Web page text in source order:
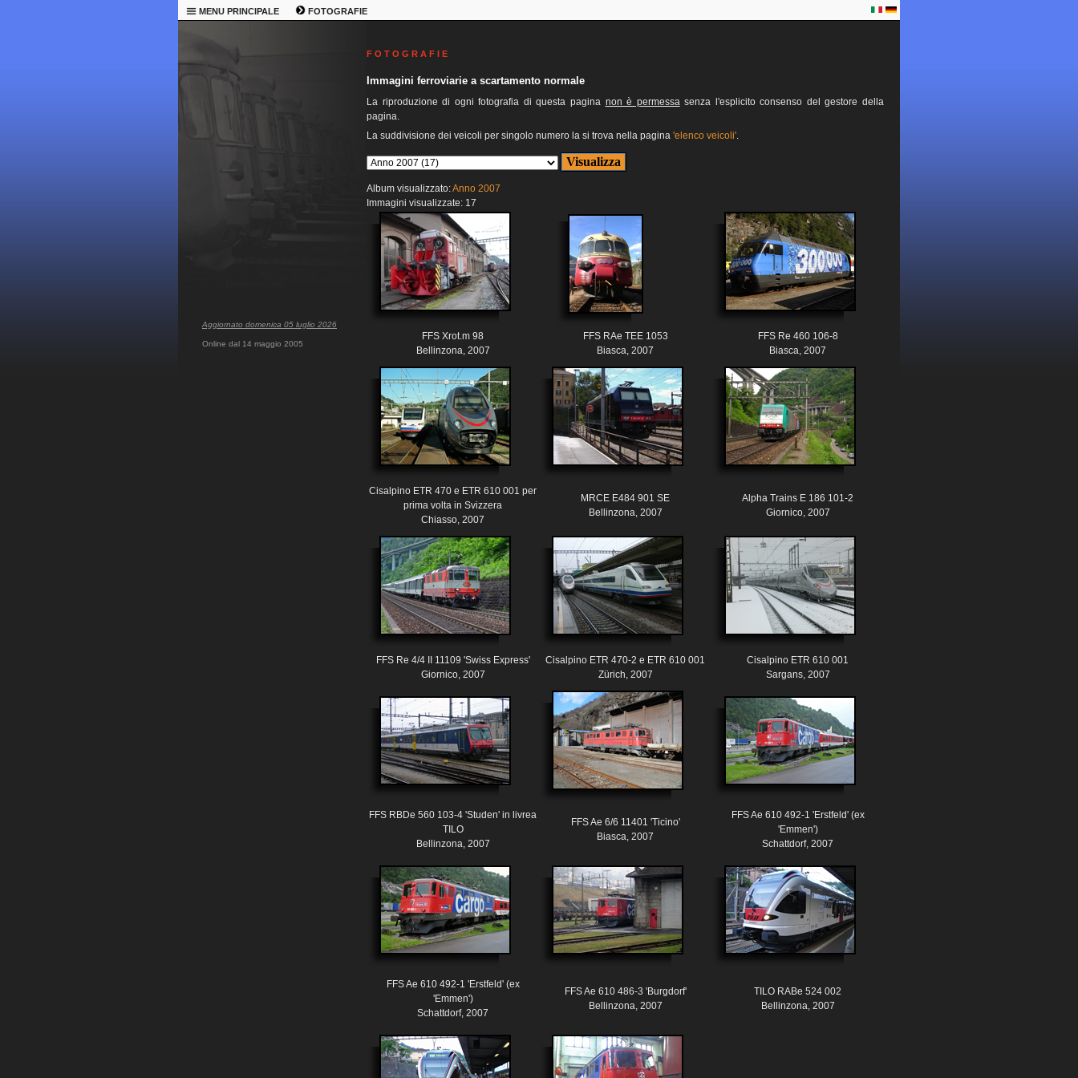
MENU PRINCIPALE FOTOGRAFIE
Aggiornato domenica 05 luglio 2026
Online dal 14 maggio 2005
F O T O G R A F I E
Immagini ferroviarie a scartamento normale
La riproduzione di ogni fotografia di questa pagina non è permessasenza l'esplicito consenso del gestore della
pagina.
La suddivisione dei veicoli per singolo numero la si trova nella pagina 'elenco veicoli'.
Album visualizzato:Anno 2007
Immagini visualizzate: 17
FFS Xrot.m 98
Bellinzona, 2007
FFS RAe TEE 1053
Biasca, 2007
FFS Re 460 106-8
Biasca, 2007
Cisalpino ETR 470 e ETR 610 001 per
prima volta in Svizzera
Chiasso, 2007
MRCE E484 901 SE
Bellinzona, 2007
Alpha Trains E 186 101-2
Giornico, 2007
FFS Re 4/4 II 11109 'Swiss Express'
Giornico, 2007
Cisalpino ETR 470-2 e ETR 610 001
Zürich, 2007
Cisalpino ETR 610 001
Sargans, 2007
FFS RBDe 560 103-4 'Studen' in livrea
TILO
Bellinzona, 2007
FFS Ae 6/6 11401 'Ticino'
Biasca, 2007
FFS Ae 610 492-1 'Erstfeld' (ex
'Emmen')
Schattdorf, 2007
FFS Ae 610 492-1 'Erstfeld' (ex
'Emmen')
Schattdorf, 2007
FFS Ae 610 486-3 'Burgdorf'
Bellinzona, 2007
TILO RABe 524 002
Bellinzona, 2007